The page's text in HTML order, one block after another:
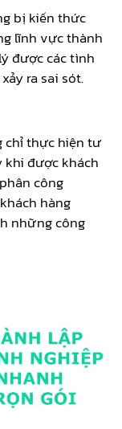
bị kiến thức
lĩnh vực thành
được các tình
ra sai sót.
chỉ thực hiện tư
khi được khách
công
hàng
những công